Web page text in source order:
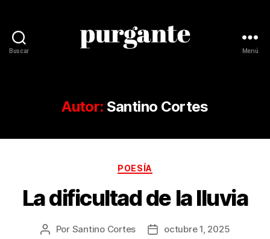
Buscar Menú
Autor: Santino Cortes
Categorías
POESÍA
La dificultad de la lluvia
Autor
Por Santino Cortes
Fechaoctubre 1, 2025